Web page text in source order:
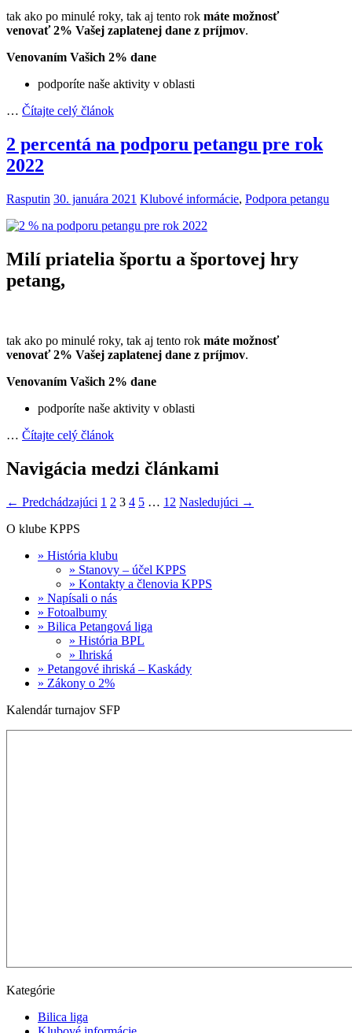
tak ako po minulé roky, tak aj tento rok máte možnosť
venovať 2% Vašej zaplatenej dane z príjmov.
Venovaním Vašich 2% dane
podporíte naše aktivity v oblasti
… Čítajte celý článok
2 percentá na podporu petangu pre rok
2022
Rasputin 30. januára 2021 Klubové informácie, Podpora petangu
Milí priatelia športu a športovej hry
petang,
tak ako po minulé roky, tak aj tento rok máte možnosť
venovať 2% Vašej zaplatenej dane z príjmov.
Venovaním Vašich 2% dane
podporíte naše aktivity v oblasti
… Čítajte celý článok
Navigácia medzi článkami
← Predchádzajúci 1 2 3 4 5 … 12 Nasledujúci →
O klube KPPS
» História klubu
» Stanovy – účel KPPS
» Kontakty a členovia KPPS
» Napísali o nás
» Fotoalbumy
» Bilica Petangová liga
» História BPL
» Ihriská
» Petangové ihriská – Kaskády
» Zákony o 2%
Kalendár turnajov SFP
Kategórie
Bilica liga